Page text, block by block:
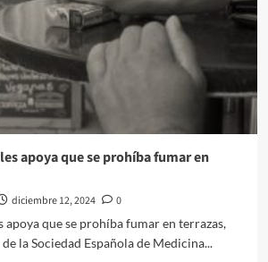
apoya que se prohíba fumar en
diciembre 12, 2024
0
apoya que se prohíba fumar en terrazas,
la Sociedad Española de Medicina...